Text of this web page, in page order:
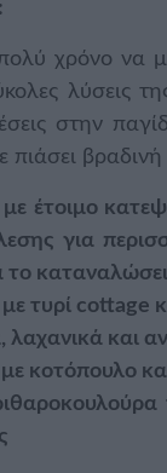
χρόνο να
λύσεις
στην
πιάσει
με έτοιμο
για
το
τυρί cottage
και
με κοτόπουλο